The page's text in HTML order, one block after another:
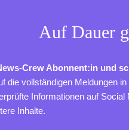
Auf Dauer
Crew Abonnent:in und
die vollständigen Meldungen
Informationen auf
Inhalte.